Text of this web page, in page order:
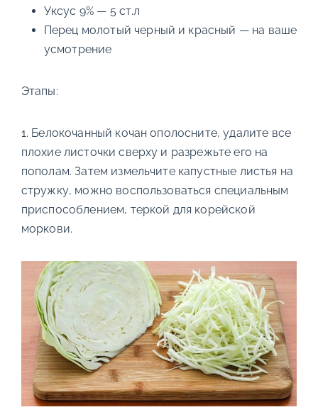
Уксус 9% — 5 ст.л
Перец молотый черный и красный — на ваше
усмотрение
Этапы:
1. Белокочанный кочан ополосните, удалите все
плохие листочки сверху и разрежьте его на
пополам. Затем измельчите капустные листья на
стружку, можно воспользоваться специальным
приспособлением, теркой для корейской
моркови.